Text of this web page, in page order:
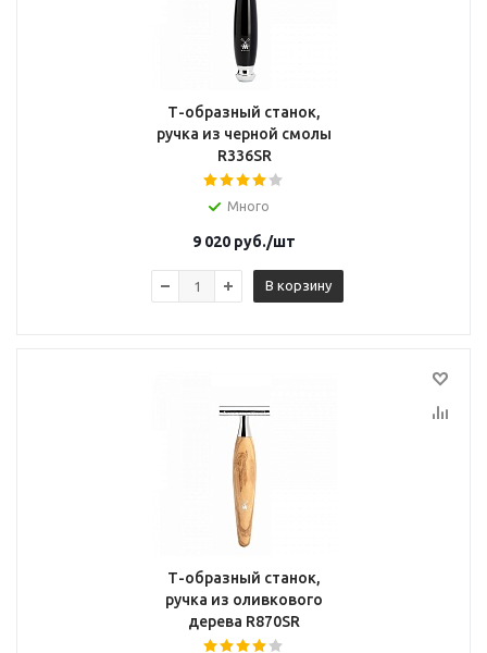
Т-образный станок,
ручка из черной смолы
R336SR
Много
9 020 руб./шт
В корзину
Т-образный станок,
ручка из оливкового
дерева R870SR